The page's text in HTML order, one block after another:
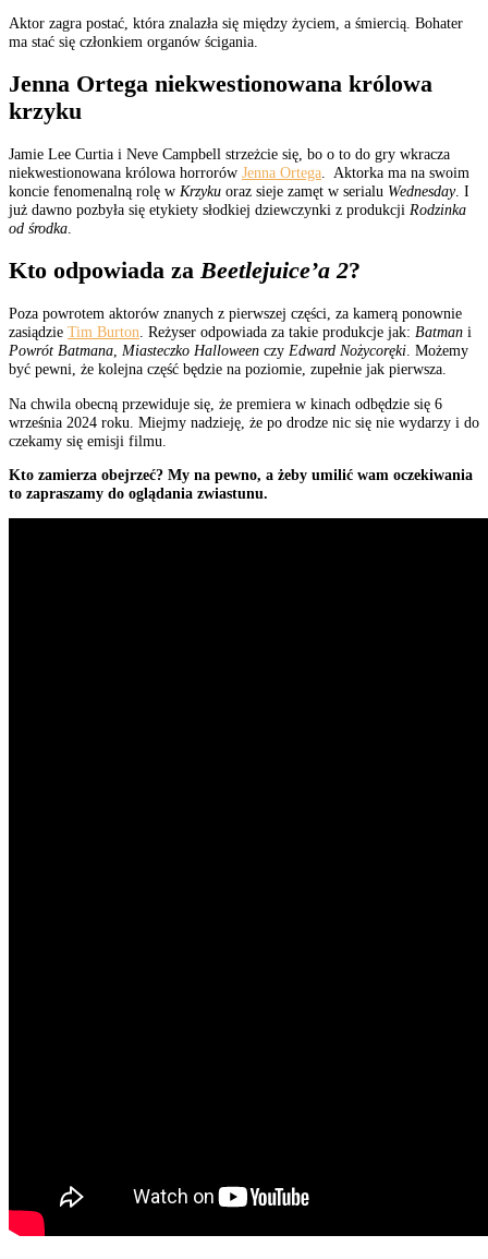
Aktor zagra postać, która znalazła się między życiem, a śmiercią. Bohater
ma stać się członkiem organów ścigania.
Jenna Ortega niekwestionowana królowa
krzyku
Jamie Lee Curtia i Neve Campbell strzeżcie się, bo o to do gry wkracza
niekwestionowana królowa horrorów Jenna Ortega. Aktorka ma na swoim
koncie fenomenalną rolę w Krzyku oraz sieje zamęt w serialu Wednesday. I
już dawno pozbyła się etykiety słodkiej dziewczynki z produkcji Rodzinka
od środka.
Kto odpowiada zaBeetlejuice’a 2?
Poza powrotem aktorów znanych z pierwszej części, za kamerą ponownie
zasiądzie Tim Burton . Reżyser odpowiada za takie produkcje jak: Batman i
Powrót Batmana Miasteczko Halloween czy Edward Nożycoręki . Możemy
być pewni, że kolejna część będzie na poziomie, zupełnie jak pierwsza.
Na chwila obecną przewiduje się, że premiera w kinach odbędzie się 6
września 2024 roku. Miejmy nadzieję, że po drodze nic się nie wydarzy i do
czekamy się emisji filmu.
Kto zamierza obejrzeć? My na pewno, a żeby umilić wam oczekiwania
to zapraszamy do oglądania zwiastunu.